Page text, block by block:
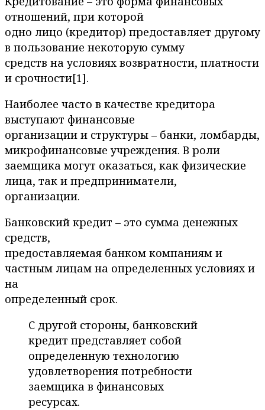
отношений, при которой
одно лицо (кредитор) предоставляет другому
в пользование некоторую сумму
средств на условиях возвратности, платности
и срочности[1].
Наиболее часто в качестве кредитора
выступают финансовые
организации и структуры – банки, ломбарды,
микрофинансовые учреждения. В роли
заемщика могут оказаться, как физические
лица, так и предприниматели,
организации.
Банковский кредит – это сумма денежных
средств,
предоставляемая банком компаниям и
частным лицам на определенных условиях и
на
определенный срок.
С другой стороны, банковский
кредит представляет собой
определенную технологию
удовлетворения потребности
заемщика в финансовых
ресурсах.